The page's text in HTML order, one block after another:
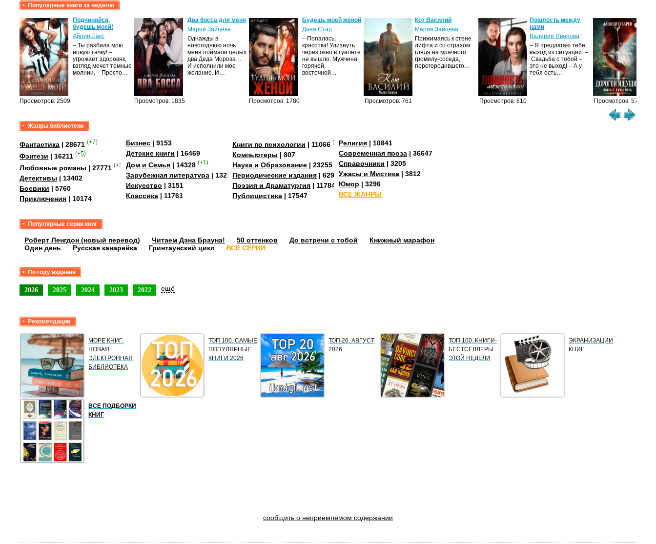
Популярные книги за неделю
Просмотров: 2509
Подчиняйся,
будешь моей!
Айрин Лакс
– Ты разбила мою
новую тачку! –
угрожает здоровяк,
взгляд мечет темные
молнии. – Просто…
Просмотров: 1835
Два босса для меня
Мария Зайцева
Однажды в
новогоднюю ночь
меня поймали целых
два Деда Мороза…
И исполнили мое
желание. И…
Просмотров: 1780
Будешь моей женой
Дана Стар
– Попалась,
красотка! Улизнуть
через окно в туалете
не вышло. Мужчина
горячей,
восточной…
Просмотров: 761
Кот Василий
Мария Зайцева
Прижимаясь к стене
лифта и со страхом
глядя на мрачного
громилу-соседа,
перегородившего…
Просмотров: 610
Пошлость между
нами
Валерия Иванова
– Я предлагаю тебе
выход из ситуации. –
Свадьба с тобой –
это не выход! – А у
тебя есть…
Просмотров: 573
Жанры библиотеки
Фантастика | 28671 (+7)
Фэнтези | 16211 (+5)
Любовные романы | 27771 (+35)
Детективы | 13402
Боевики | 5760
Приключения | 10174
Бизнес | 9153
Детские книги | 16469
Дом и Семья | 14328 (+1)
Зарубежная литература | 13288
Искусство | 3151
Классика | 11761
Книги по психологии | 11066 (+3)
Компьютеры | 807
Наука и Образование | 23255
Периодические издания | 629
Поэзия и Драматургия | 11784
Публицистика | 17547
Религия | 10841
Современная проза | 36647
Справочники | 3205
Ужасы и Мистика | 3812
Юмор | 3296
ВСЕ ЖАНРЫ
Популярные серии книг
Роберт Ленгдон (новый перевод) Читаем Дэна Брауна! 50 оттенков До встречи с тобой
Книжный марафон
Один день
Русская канарейка Гринтаунский цикл ВСЕ СЕРИИ
По году издания
2026 2025 2024 2023 2022 ещё
Рекомендации
МОРЕ КНИГ.
НОВАЯ
ЭЛЕКТРОННАЯ
БИБЛИОТЕКА
ТОП 100. САМЫЕ
ПОПУЛЯРНЫЕ
КНИГИ 2026
ТОП 20. АВГУСТ
2026
ТОП 100. КНИГИ-
БЕСТСЕЛЛЕРЫ
ЭТОЙ НЕДЕЛИ
ЭКРАНИЗАЦИИ
КНИГ
ВСЕ ПОДБОРКИ
КНИГ
сообщить о неприемлемом содержании